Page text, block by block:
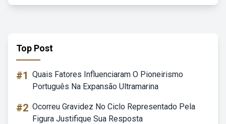
Top Post
#1 Quais Fatores Influenciaram O Pioneirismo
Português Na Expansão Ultramarina
#2 Ocorreu Gravidez No Ciclo Representado Pela
Figura Justifique Sua Resposta